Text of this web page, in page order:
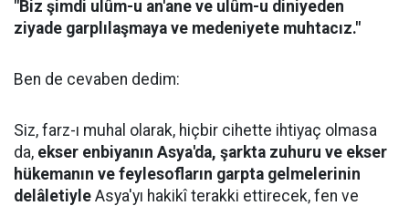
"Biz şimdi ulûm-u an'ane ve ulûm-u diniyeden
ziyade garplılaşmaya ve medeniyete muhtacız."
Ben de cevaben dedim:
Siz, farz-ı muhal olarak, hiçbir cihette ihtiyaç olmasa
da, ekser enbiyanın Asya'da, şarkta zuhuru ve ekser
hükemanın ve feylesofların garpta gelmelerinin
delâletiyle Asya'yı hakikî terakki ettirecek, fen ve